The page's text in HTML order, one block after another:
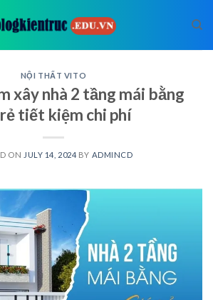
NỘI THẤT VITO
xây nhà 2 tầng mái bằng
tiết kiệm chi phí
ON JULY 14, 2024 BY ADMINCD